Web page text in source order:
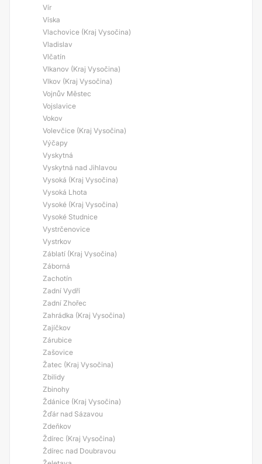
Vír
Víska
Vlachovice (Kraj Vysočina)
Vladislav
Vlčatín
Vlkanov (Kraj Vysočina)
Vlkov (Kraj Vysočina)
Vojnův Městec
Vojslavice
Vokov
Volevčice (Kraj Vysočina)
Výčapy
Vyskytná
Vyskytná nad Jihlavou
Vysoká (Kraj Vysočina)
Vysoká Lhota
Vysoké (Kraj Vysočina)
Vysoké Studnice
Vystrčenovice
Vystrkov
Záblatí (Kraj Vysočina)
Záborná
Zachotín
Zadní Vydří
Zadní Zhořec
Zahrádka (Kraj Vysočina)
Zajíčkov
Zárubice
Zašovice
Žatec (Kraj Vysočina)
Zbilidy
Zbinohy
Ždánice (Kraj Vysočina)
Žďár nad Sázavou
Zdeňkov
Ždírec (Kraj Vysočina)
Ždírec nad Doubravou